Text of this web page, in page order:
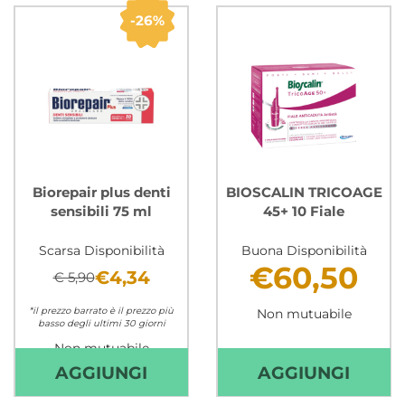
PROTESI
INF
CARRELLO
15PZ
Biorepair plus denti
sensibili 75 ml
Scarsa Disponibilità
26%
€ 5,90€4,34
*il prezzo barrato è il prezzo più
basso degli ultimi 30 giorni
Non mutuabile
AGGIUNGI AGGIUNGI BIOREPAIR
PLUS
BIOSCALIN TRICOAGE
45+ 10 Fiale
Buona Disponibilità
€60,50
Non mutuabile
AGGIUNGI